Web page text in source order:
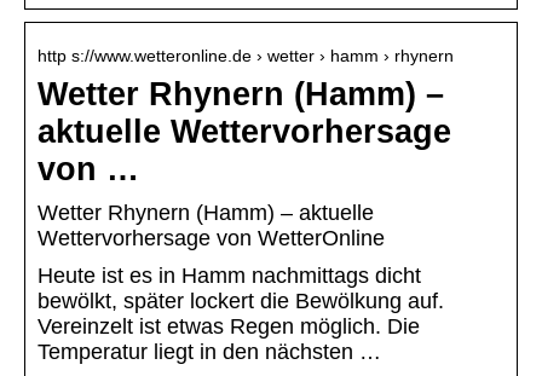
http s://www.wetteronline.de › wetter › hamm › rhynern
Wetter Rhynern (Hamm) –
aktuelle Wettervorhersage
von …
Wetter Rhynern (Hamm) – aktuelle
Wettervorhersage von WetterOnline
Heute ist es in Hamm nachmittags dicht
bewölkt, später lockert die Bewölkung auf.
Vereinzelt ist etwas Regen möglich. Die
Temperatur liegt in den nächsten …